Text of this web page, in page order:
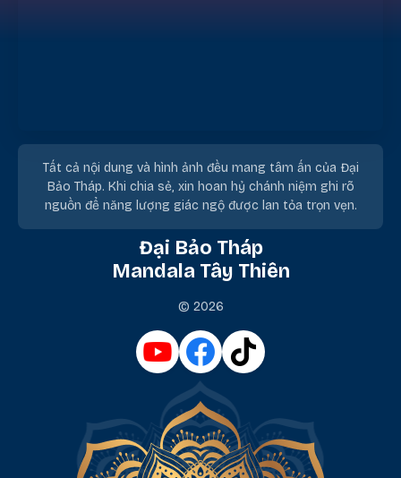
Tất cả nội dung và hình ảnh đều mang tâm ấn của Đại
Bảo Tháp. Khi chia sẻ, xin hoan hỷ chánh niệm ghi rõ
nguồn để năng lượng giác ngộ được lan tỏa trọn vẹn.
Đại Bảo Tháp
Mandala Tây Thiên
© 2026